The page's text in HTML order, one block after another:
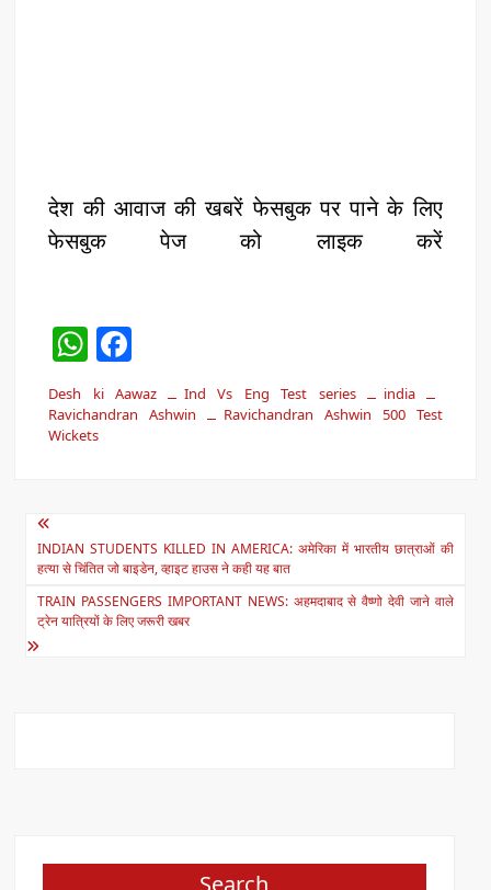
देश की आवाज की खबरें फेसबुक पर पाने के लिए
फेसबुक पेज को लाइक करें
W
h
at
s
p
a
c
o
k
Desh ki Aawaz Ind Vs Eng Test series
india
Ravichandran Ashwin
Ravichandran Ashwin 500 Test
Wickets
Post
navigation
INDIAN STUDENTS KILLED IN AMERICA: अमेरिका में भारतीय छात्राओं की
हत्या से चिंतित जो बाइडेन, व्हाइट हाउस ने कही यह बात
TRAIN PASSENGERS IMPORTANT NEWS: अहमदाबाद से वैष्णो देवी जाने वाले
ट्रेन यात्रियों के लिए जरूरी खबर
Search